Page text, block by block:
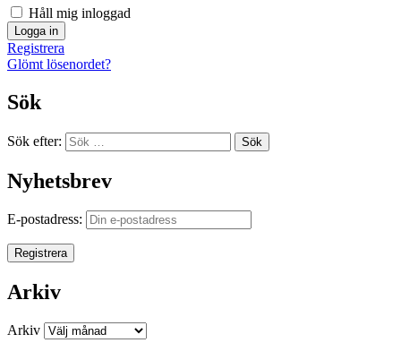
Håll mig inloggad
Registrera
Glömt lösenordet?
Sök
Sök efter: Sök
Nyhetsbrev
E-postadress:
Arkiv
Arkiv